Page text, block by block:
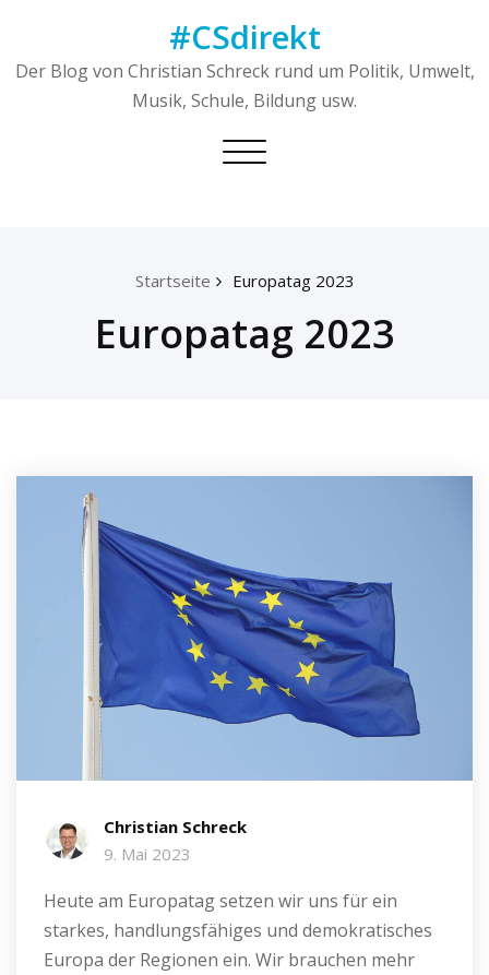
content
#CSdirekt
Der Blog von Christian Schreck rund um Politik, Umwelt,
Musik, Schule, Bildung usw.
Toggle
Startseite Europatag 2023
Europatag 2023
Christian Schreck
9. Mai 2023
Heute am Europatag setzen wir uns für ein
starkes, handlungsfähiges und demokratisches
Europa der Regionen ein. Wir brauchen mehr